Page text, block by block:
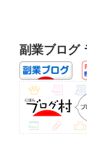
副業ブログ